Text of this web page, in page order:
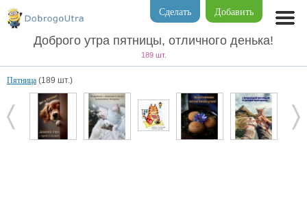
Добавить
Сделать
Доброго утра пятницы, отличного денька!
189 шт.
Пятница (189 шт.)